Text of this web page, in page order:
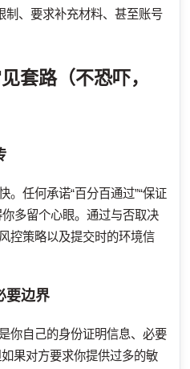
制、要求补充材料、甚至账号
套路（不恐吓，
。任何承诺“百分百通过”“保证
多留个心眼。通过与否取决
控策略以及提交时的环境信
要边界
你自己的身份证明信息、必要
果对方要求你提供过多的敏